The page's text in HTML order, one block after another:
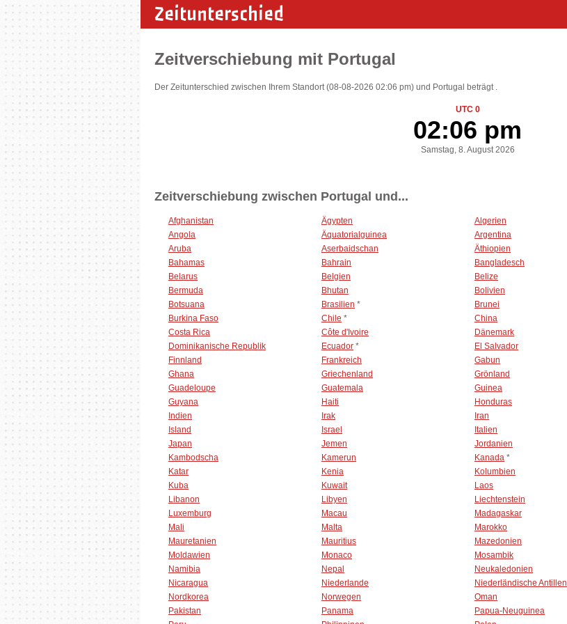
Zeitunterschied
Zeitverschiebung mit Portugal
Der Zeitunterschied zwischen Ihrem Standort (08-08-2026 02:06 pm) und Portugal beträgt .
UTC 0
02:06 pm
Samstag, 8. August 2026
Zeitverschiebung zwischen Portugal und...
Afghanistan Ägypten Algerien
Angola
Äquatorialguinea Argentina
Aruba
Aserbaidschan Äthiopien
Bahamas
Bahrain Bangladesch
Belarus
Belgien Belize
Bermuda
Bhutan Bolivien
Botsuana
Brasilien * Brunei
Burkina Faso
Chile * China
Costa Rica
Côte d'Ivoire Dänemark
Dominikanische Republik
Ecuador * El Salvador
Finnland
Frankreich Gabun
Ghana
Griechenland Grönland
Guadeloupe
Guatemala Guinea
Guyana
Haiti Honduras
Indien
Irak Iran
Island
Israel Italien
Japan
Jemen Jordanien
Kambodscha
Kamerun Kanada *
Katar
Kenia Kolumbien
Kuba
Kuwait Laos
Libanon
Libyen Liechtenstein
Luxemburg
Macau Madagaskar
Mali
Malta Marokko
Mauretanien
Mauritius Mazedonien
Moldawien
Monaco Mosambik
Namibia
Nepal Neukaledonien
Nicaragua
Niederlande Niederländische Antillen
Nordkorea
Norwegen Oman
Pakistan
Panama Papua-Neuguinea